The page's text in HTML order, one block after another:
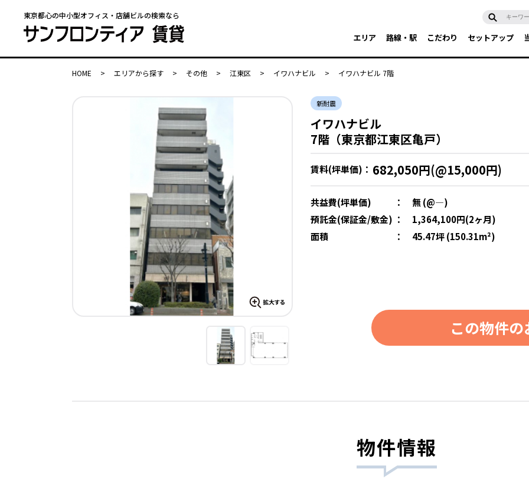
東京都心の中小型オフィス・店舗ビルの検索なら
エリア 路線・駅 こだわり セットアップ
HOME > エリアから探す > その他 > 江東区 > イワハナビル > イワハナビル 7階
新耐震
イワハナビル
7階（東京都江東区亀戸）
賃料(坪単価)： 682,050円(@15,000円)
共益費(坪単価) ：
無 (@―)
預託金(保証金/敷金) ：
1,364,100円(2ヶ月)
面積
： 45.47坪 (150.31m²)
この物件
物件情報